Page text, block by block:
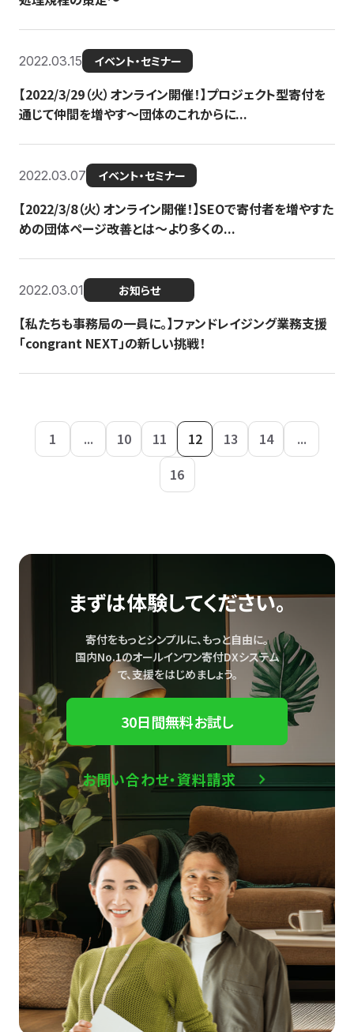
2022.03.15 イベント・セミナー
【2022/3/29（火）オンライン開催！】プロジェクト型寄付を
通じて仲間を増やす～団体のこれからに...
2022.03.07 イベント・セミナー
【2022/3/8（火）オンライン開催！】SEOで寄付者を増やすた
めの団体ページ改善とは～より多くの...
2022.03.01 お知らせ
【私たちも事務局の一員に。】ファンドレイジング業務支援
「congrant NEXT」の新しい挑戦！
1 ... 10 11 12 13 14
...
16
まずは体験してください。
寄付をもっとシンプルに、もっと自由に。
国内No.1のオールインワン寄付DXシステム
で、支援をはじめましょう。
30日間無料お試し
お問い合わせ・資料請求